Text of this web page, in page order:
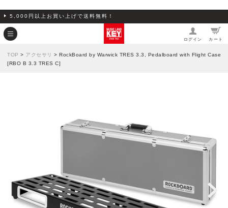
5,000円以上お買い上げで送料無料！
ログイン カート
TOP > アクセサリ > RockBoard by Warwick TRES 3.3, Pedalboard with Flight Case
[RBO B 3.3 TRES C]